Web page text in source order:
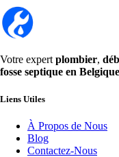
Votre expert plombier,
fosse septique en Belgique
Liens Utiles
À Propos de Nous
Blog
Contactez-Nous